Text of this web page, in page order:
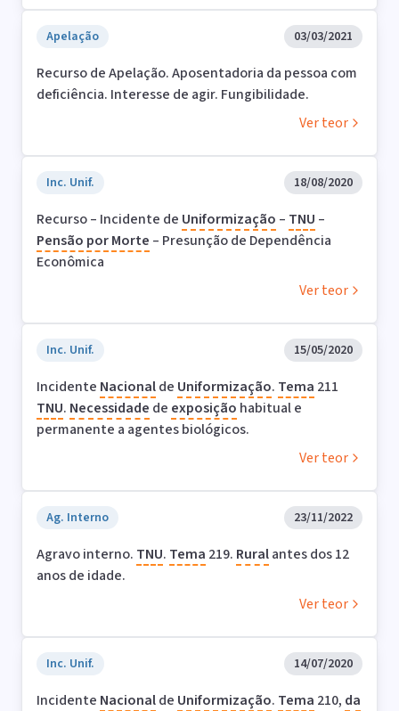
Apelação 03/03/2021
Recurso de Apelação. Aposentadoria da pessoa com
deficiência. Interesse de agir. Fungibilidade.
Ver teor
Inc. Unif. 18/08/2020
Recurso – Incidente de Uniformização – TNU –
Pensão porMorte – Presunção de Dependência
Econômica
Ver teor
Inc. Unif. 15/05/2020
Incidente Nacionalde Uniformização. Tema 211
TNU. Necessidade de exposição habitual e
permanente a agentes biológicos.
Ver teor
Ag. Interno 23/11/2022
Agravo interno. TNU. Tema 219. Ruralantes dos 12
anos de idade.
Ver teor
Inc. Unif. 14/07/2020
Incidente Nacionalde Uniformização. Tema 210, da